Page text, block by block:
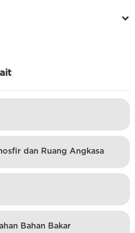
dan Ruang Angkasa
Bahan Bakar